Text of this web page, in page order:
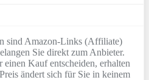
sind Amazon-Links (Affiliate)
Sie direkt zum Anbieter.
einen Kauf entscheiden, erhalten
ändert sich für Sie in keinem